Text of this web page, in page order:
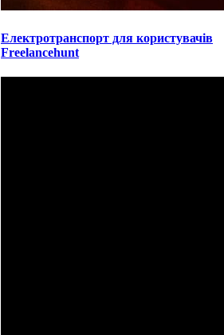
Електротранспорт для користувачів
Freelancehunt